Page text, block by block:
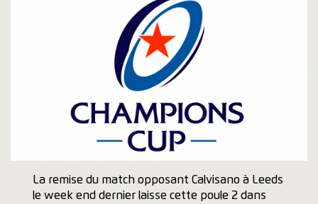
La remise du match opposant Calvisano à Leeds
le week end dernier laisse cette poule 2 dans